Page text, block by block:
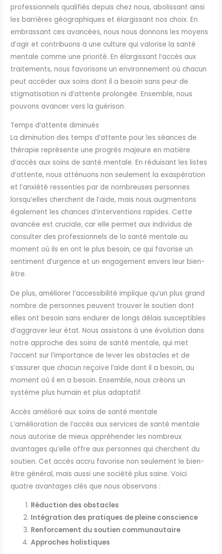
professionnels qualifiés depuis chez nous, abolissant ainsi
les barrières géographiques et élargissant nos choix. En
embrassant ces avancées, nous nous donnons les moyens
d’agir et contribuons à une culture qui valorise la santé
mentale comme une priorité. En élargissant l’accès aux
traitements, nous favorisons un environnement où chacun
peut accéder aux soins dont il a besoin sans peur de
stigmatisation ni d’attente prolongée. Ensemble, nous
pouvons avancer vers la guérison.
Temps d’attente diminués
La diminution des temps d’attente pour les séances de
thérapie représente une progrès majeure en matière
d’accès aux soins de santé mentale. En réduisant les listes
d’attente, nous atténuons non seulement la exaspération
et l’anxiété ressenties par de nombreuses personnes
lorsqu’elles cherchent de l’aide, mais nous augmentons
également les chances d’interventions rapides. Cette
avancée est cruciale, car elle permet aux individus de
consulter des professionnels de la santé mentale au
moment où ils en ont le plus besoin, ce qui favorise un
sentiment d’urgence et un engagement envers leur bien-
être.
De plus, améliorer l’accessibilité implique qu’un plus grand
nombre de personnes peuvent trouver le soutien dont
elles ont besoin sans endurer de longs délais susceptibles
d’aggraver leur état. Nous assistons à une évolution dans
notre approche des soins de santé mentale, qui met
l’accent sur l’importance de lever les obstacles et de
s’assurer que chacun reçoive l’aide dont il a besoin, au
moment où il en a besoin. Ensemble, nous créons un
système plus humain et plus adaptatif.
Accès amélioré aux soins de santé mentale
L’amélioration de l’accès aux services de santé mentale
nous autorise de mieux appréhender les nombreux
avantages qu’elle offre aux personnes qui cherchent du
soutien. Cet accès accru favorise non seulement le bien-
être général, mais aussi une société plus saine. Voici
quatre avantages clés que nous observons :
Réduction des obstacles
Intégration des pratiques de pleine conscience
Renforcement du soutien communautaire
Approches holistiques